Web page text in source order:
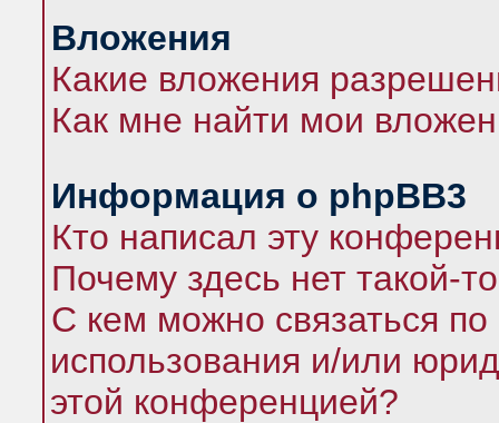
Вложения
Какие вложения
Как мне найти мои
Информация о phpBB3
Кто написал эту
Почему здесь нет такой-
С кем можно связаться по
использования и/или
этой конференцией?